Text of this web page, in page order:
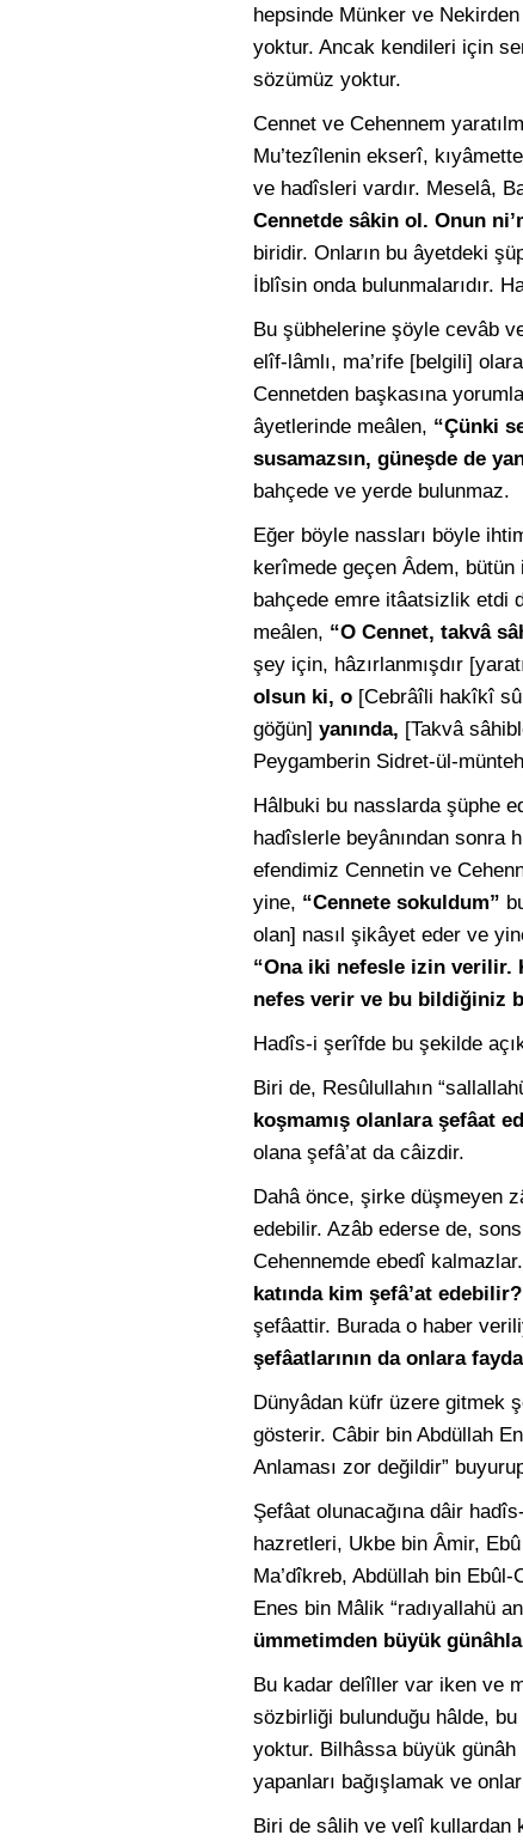
hepsinde Münker ve
yoktur. Ancak kendileri için
sözümüz yoktur.
Cennet ve Cehennem
Mu’tezîlenin ekserî,
ve hadîsleri vardır. Meselâ,
Cennetde sâkin ol. Onun
biridir. Onların bu âyetdeki
İblîsin onda bulunmalarıdır.
Bu şübhelerine şöyle cevâb
elîf-lâmlı, ma’rife [belgili]
Cennetden başkasına
âyetlerinde meâlen, “Çünki
susamazsın, güneşde de
bahçede ve yerde bulunmaz.
Eğer böyle nassları böyle
kerîmede geçen Âdem,
bahçede emre itâatsizlik etdi
meâlen, “O Cennet, takvâ
şey için, hâzırlanmışdır
olsun ki, o [Cebrâîli hakîkî
göğün] yanında, [Takvâ
Peygamberin Sidret-ül-
Hâlbuki bu nasslarda şüphe
hadîslerle beyânından sonra
efendimiz Cennetin ve
yine, “Cennete sokuldum”
olan] nasıl şikâyet eder ve
“Ona iki nefesle izin verilir.
nefes verir ve bu bildiğiniz
Hadîs-i şerîfde bu şekilde
Biri de, Resûlullahın
koşmamış olanlara şefâat
olana şefâ’at da câizdir.
Dahâ önce, şirke düşmeyen
edebilir. Azâb ederse de,
Cehennemde ebedî
katında kim şefâ’at
şefâattir. Burada o haber
şefâatlarının da onlara
Dünyâdan küfr üzere gitmek
gösterir. Câbir bin Abdüllah
Anlaması zor değildir”
Şefâat olunacağına dâir
hazretleri, Ukbe bin Âmir,
Ma’dîkreb, Abdüllah bin Ebûl-
Enes bin Mâlik “radıyallahü
ümmetimden büyük
Bu kadar delîller var iken ve
sözbirliği bulunduğu hâlde,
yoktur. Bilhâssa büyük
yapanları bağışlamak ve
Biri de sâlih ve velî kullardan